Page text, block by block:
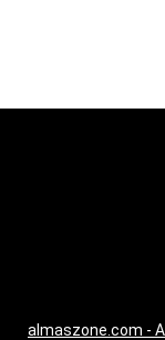
almaszone.com -